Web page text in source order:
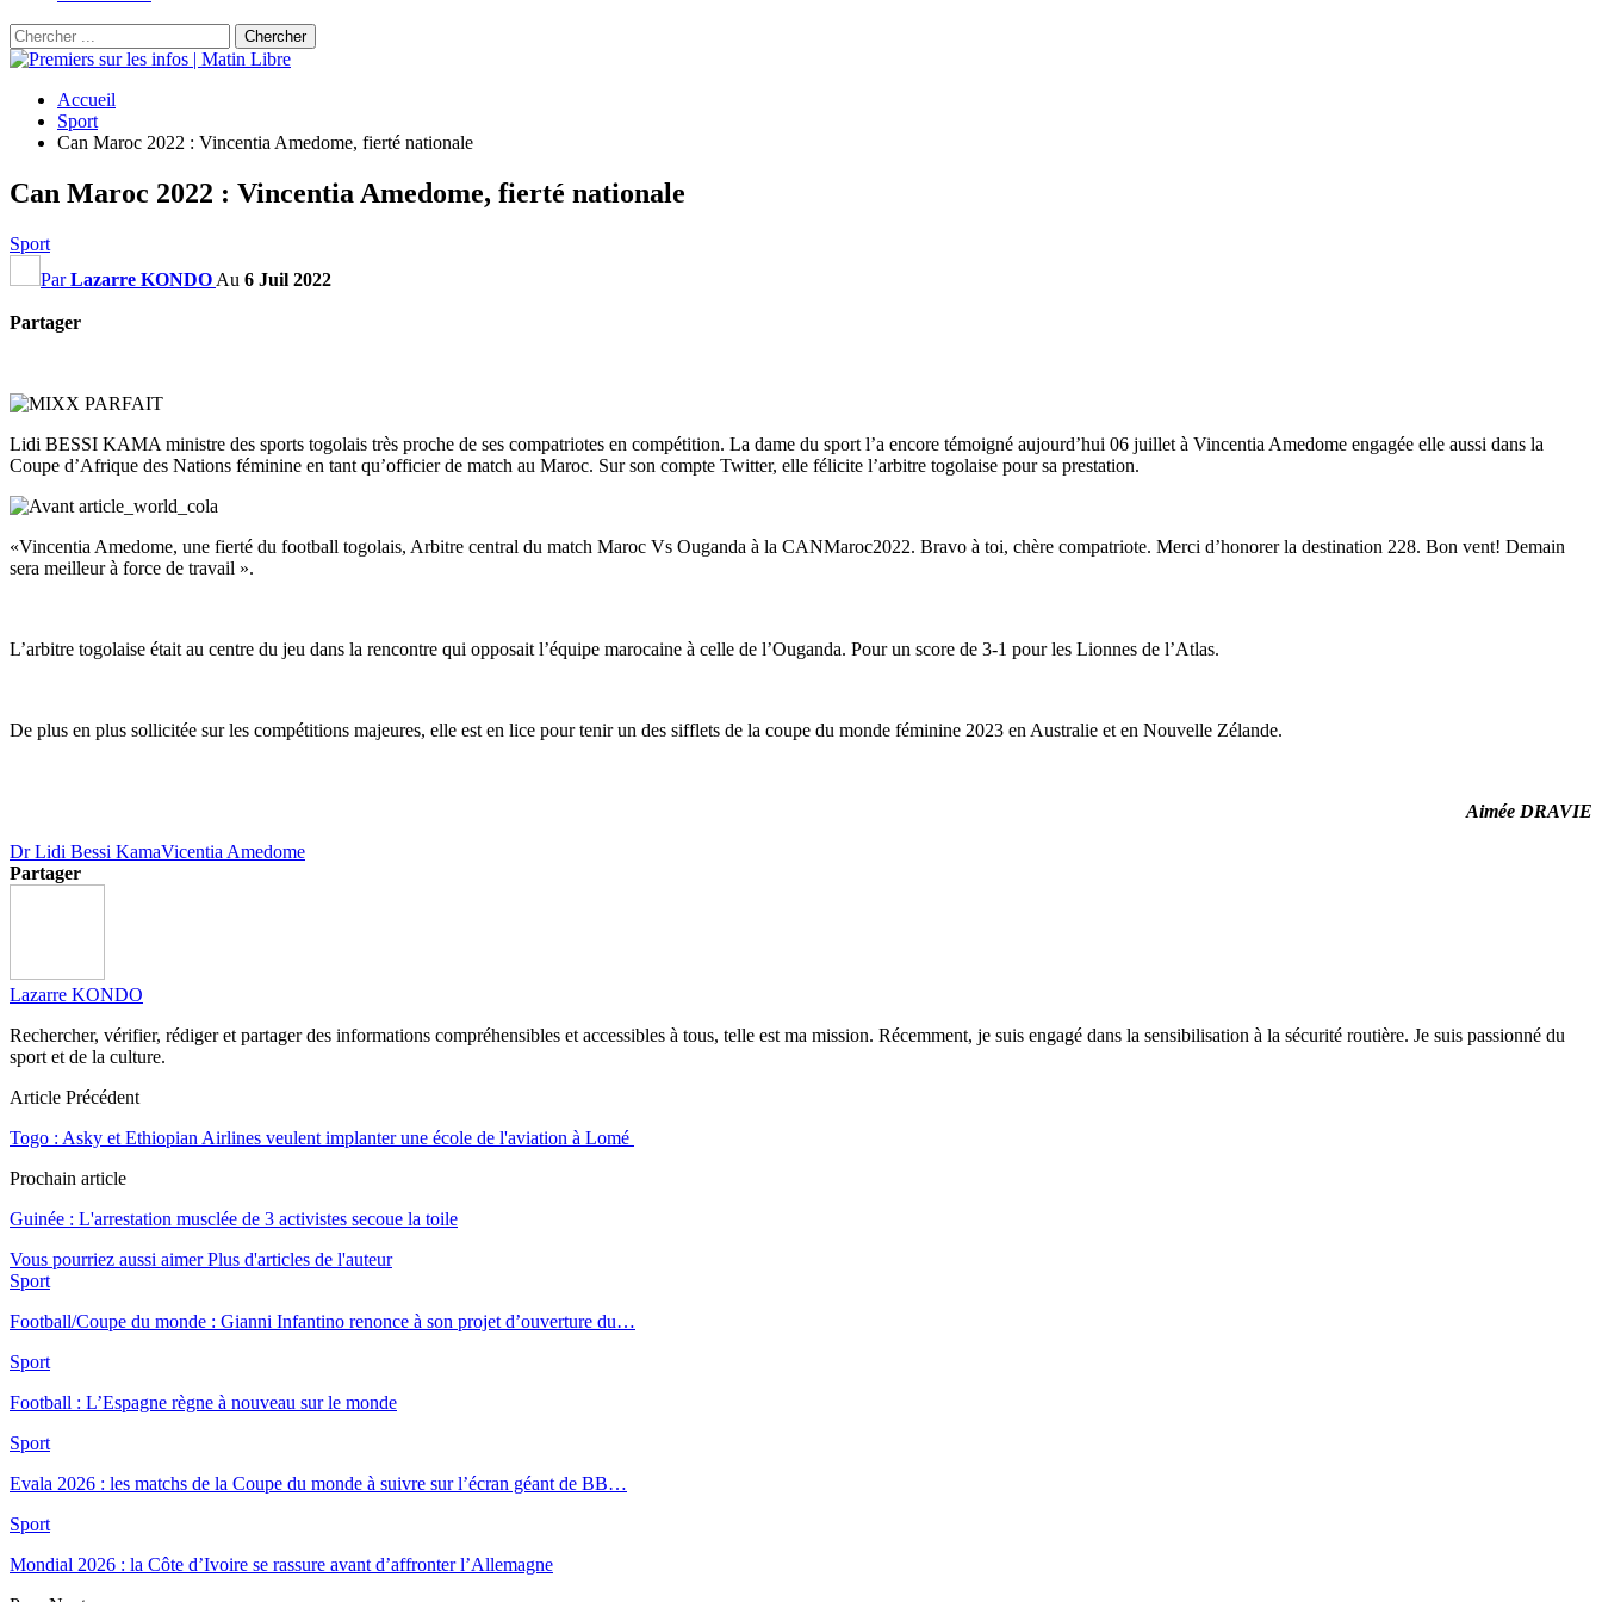
Accueil
Sport
Can Maroc 2022 : Vincentia Amedome, fierté nationale
Can Maroc 2022 : Vincentia Amedome, fierté nationale
Sport
ParLazarre KONDO Au 6 Juil 2022
Partager
Lidi BESSI KAMA ministre des sports togolais très proche de ses compatriotes en compétition. La dame du sport l’a encore témoigné aujourd’hui 06 juillet à Vincentia Amedome engagée elle aussi dans la
Coupe d’Afrique des Nations féminine en tant qu’officier de match au Maroc. Sur son compte Twitter, elle félicite l’arbitre togolaise pour sa prestation.
«Vincentia Amedome, une fierté du football togolais, Arbitre central du match Maroc Vs Ouganda à la CANMaroc2022. Bravo à toi, chère compatriote. Merci d’honorer la destination 228. Bon vent! Demain
sera meilleur à force de travail ».
L’arbitre togolaise était au centre du jeu dans la rencontre qui opposait l’équipe marocaine à celle de l’Ouganda. Pour un score de 3-1 pour les Lionnes de l’Atlas.
De plus en plus sollicitée sur les compétitions majeures, elle est en lice pour tenir un des sifflets de la coupe du monde féminine 2023 en Australie et en Nouvelle Zélande.
Aimée DRAVIE
Dr Lidi Bessi KamaVicentia Amedome
Partager
Lazarre KONDO
Rechercher, vérifier, rédiger et partager des informations compréhensibles et accessibles à tous, telle est ma mission. Récemment, je suis engagé dans la sensibilisation à la sécurité routière. Je suis passionné du
sport et de la culture.
Article Précédent
Togo : Asky et Ethiopian Airlines veulent implanter une école de l'aviation à Lomé
Prochain article
Guinée : L'arrestation musclée de 3 activistes secoue la toile
Vous pourriez aussi aimer Plus d'articles de l'auteur
Sport
Football/Coupe du monde : Gianni Infantino renonce à son projet d’ouverture du…
Sport
Football : L’Espagne règne à nouveau sur le monde
Sport
Evala 2026 : les matchs de la Coupe du monde à suivre sur l’écran géant de BB…
Sport
Mondial 2026 : la Côte d’Ivoire se rassure avant d’affronter l’Allemagne